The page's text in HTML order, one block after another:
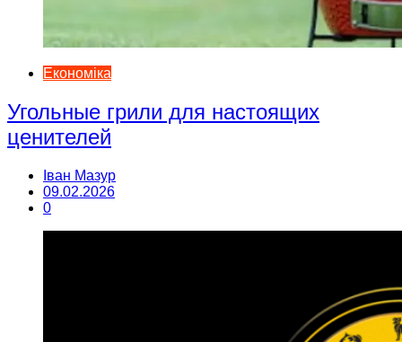
Економіка
Угольные грили для настоящих
ценителей
Іван Мазур
09.02.2026
0